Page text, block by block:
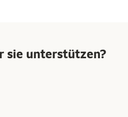
sie unterstützen?